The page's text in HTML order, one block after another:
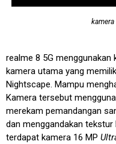
kamera
realme 8 5G
kamera utama yang
Nightscape. Mampu
Kamera tersebut
merekam pemandangan
dan menggandakan tekstur
terdapat kamera 16 MP